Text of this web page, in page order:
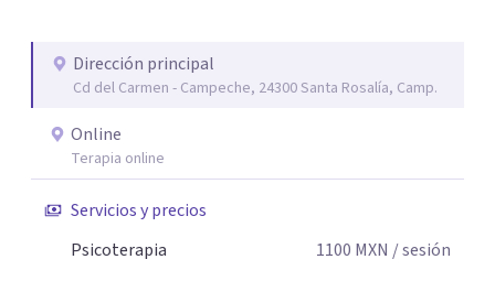
auténtica y comunicación clara y directa para darte
seguridad emocional y una dirección firme de tu proceso
de cambio.
Dirección principal
Cd del Carmen - Campeche, 24300 Santa Rosalía, Camp.
Online
Terapia online
Servicios y precios
Psicoterapia
1100 MXN / sesión